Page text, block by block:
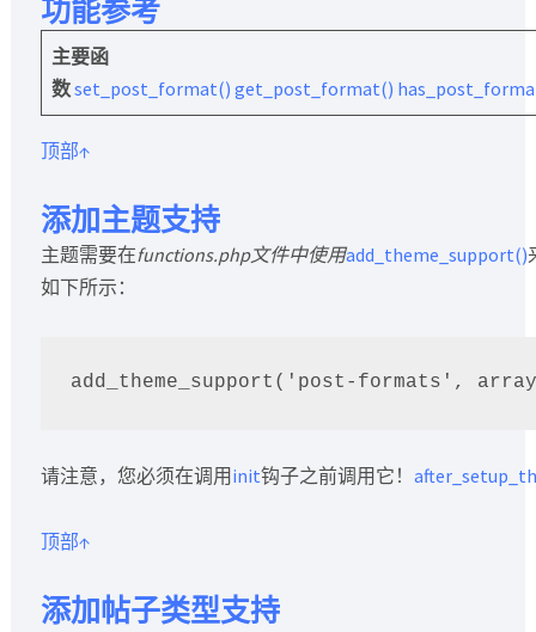
功能参考
主要函
数set_post_format() get_post_format()
顶部↑
添加主题支持
主题需要在functions.php文件中使用add_theme_support()
如下所示：
add_theme_support('post-formats',
请注意，您必须在调用 init钩子之前调用它！
顶部↑
添加帖子类型支持